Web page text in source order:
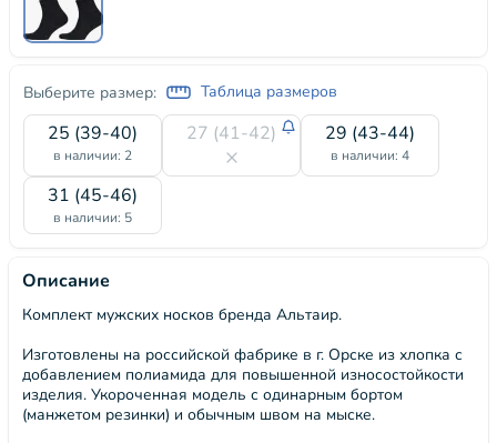
Выберите размер: Таблица размеров
25 (39-40)
в наличии: 2
27 (41-42) 29 (43-44)
в наличии: 4
31 (45-46)
в наличии: 5
Описание
Комплект мужских носков бренда Альтаир.
Изготовлены на российской фабрике в г. Орске из хлопка с
добавлением полиамида для повышенной износостойкости
изделия. Укороченная модель с одинарным бортом
(манжетом резинки) и обычным швом на мыске.